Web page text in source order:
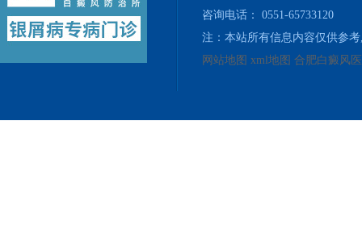
咨询电话： 0551-65733120
注：本站所有信息内容仅供参
网站地图 xml地图 合肥白癜风